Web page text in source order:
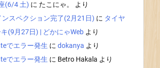
(6/4 土) に たこにゃ。
より
ンスペクション完了(2月21日) に タイヤ
(9月27日) | どかにゃWeb より
でエラー発生 に dokanya より
でエラー発生 に Betro Hakala より